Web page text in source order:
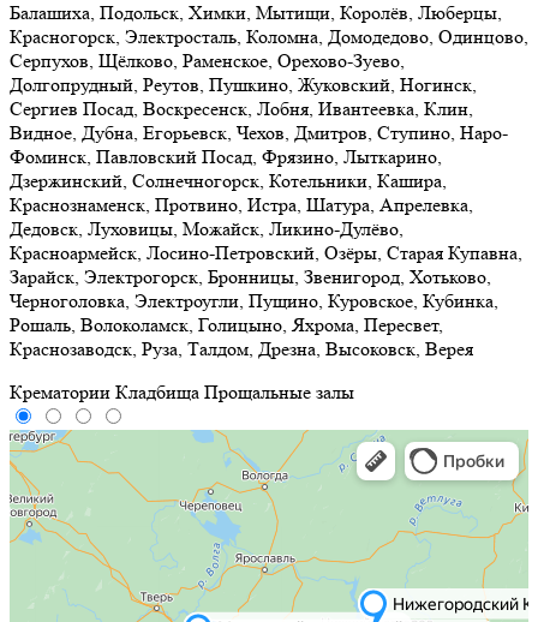
Балашиха, Подольск, Химки, Мытищи, Королёв, Люберцы,
Красногорск, Электросталь, Коломна, Домодедово, Одинцово,
Серпухов, Щёлково, Раменское, Орехово-Зуево,
Долгопрудный, Реутов, Пушкино, Жуковский, Ногинск,
Сергиев Посад, Воскресенск, Лобня, Ивантеевка, Клин,
Видное, Дубна, Егорьевск, Чехов, Дмитров, Ступино, Наро-
Фоминск, Павловский Посад, Фрязино, Лыткарино,
Дзержинский, Солнечногорск, Котельники, Кашира,
Краснознаменск, Протвино, Истра, Шатура, Апрелевка,
Дедовск, Луховицы, Можайск, Ликино-Дулёво,
Красноармейск, Лосино-Петровский, Озёры, Старая Купавна,
Зарайск, Электрогорск, Бронницы, Звенигород, Хотьково,
Черноголовка, Электроугли, Пущино, Куровское, Кубинка,
Рошаль, Волоколамск, Голицыно, Яхрома, Пересвет,
Краснозаводск, Руза, Талдом, Дрезна, Высоковск, Верея
Крематории Кладбища Прощальные залы